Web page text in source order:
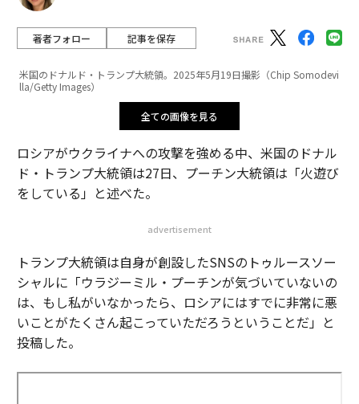
著者フォロー 記事を保存
米国のドナルド・トランプ大統領。2025年5月19日撮影（Chip Somodevi
lla/Getty Images）
全ての画像を見る
ロシアがウクライナへの攻撃を強める中、米国のドナル
ド・トランプ大統領は27日、プーチン大統領は「火遊び
をしている」と述べた。
advertisement
トランプ大統領は自身が創設したSNSのトゥルースソー
シャルに「ウラジーミル・プーチンが気づいていないの
は、もし私がいなかったら、ロシアにはすでに非常に悪
いことがたくさん起こっていただろうということだ」と
投稿した。